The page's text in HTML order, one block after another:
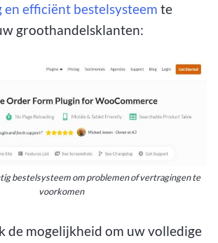
en efficiënt bestelsysteem te
groothandelsklanten:
bestelsysteem om problemen of vertragingen te
voorkomen
de mogelijkheid om uw volledige